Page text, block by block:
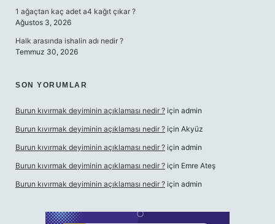
1 ağaçtan kaç adet a4 kağıt çıkar ?
Ağustos 3, 2026
Halk arasında ishalin adı nedir ?
Temmuz 30, 2026
SON YORUMLAR
Burun kıvırmak deyiminin açıklaması nedir ? için admin
Burun kıvırmak deyiminin açıklaması nedir ? için Akyüz
Burun kıvırmak deyiminin açıklaması nedir ? için admin
Burun kıvırmak deyiminin açıklaması nedir ? için Emre Ateş
Burun kıvırmak deyiminin açıklaması nedir ? için admin